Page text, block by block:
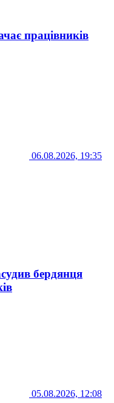
працівників
06.08.2026, 19:35
бердянця
05.08.2026, 12:08